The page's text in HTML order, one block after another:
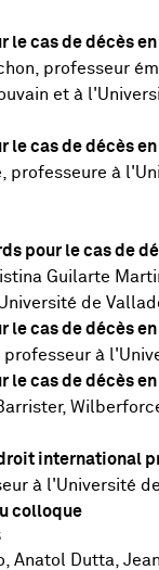
le cas de décès
professeur
et à
le cas de décès
professeure à
pour le cas de
Guilarte
de
le cas de décès
professeur à
le cas de décès
international
à l'Université
colloque
Anatol Dutta,